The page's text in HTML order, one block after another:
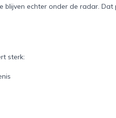
blijven echter onder de radar.
sterk: